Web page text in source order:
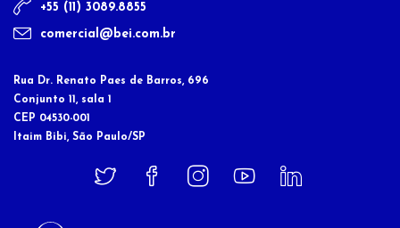
+55 (11) 3089.8855
comercial@bei.com.br
Rua Dr. Renato Paes de Barros, 696
Conjunto 11, sala 1
CEP 04530-001
Itaim Bibi, São Paulo/SP